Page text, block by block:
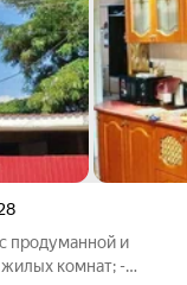
продуманной и
комнат; -